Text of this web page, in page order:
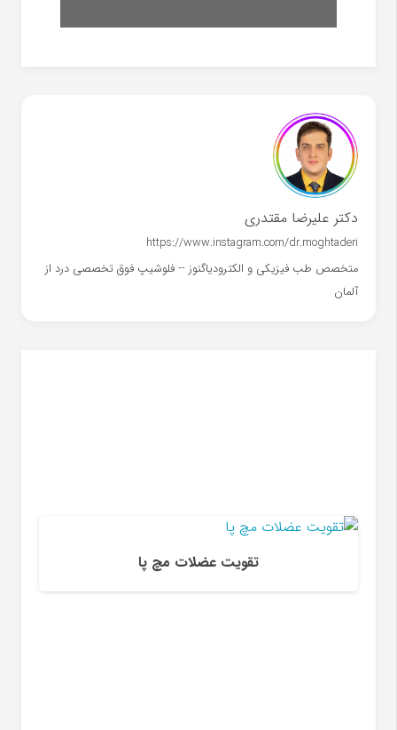
دکتر علیرضا مقتدری
https://www.instagram.com/dr.moghtaderi
متخصص طب فیزیکی و الکترودیاگنوز -- فلوشیپ فوق تخصصی درد از
آلمان